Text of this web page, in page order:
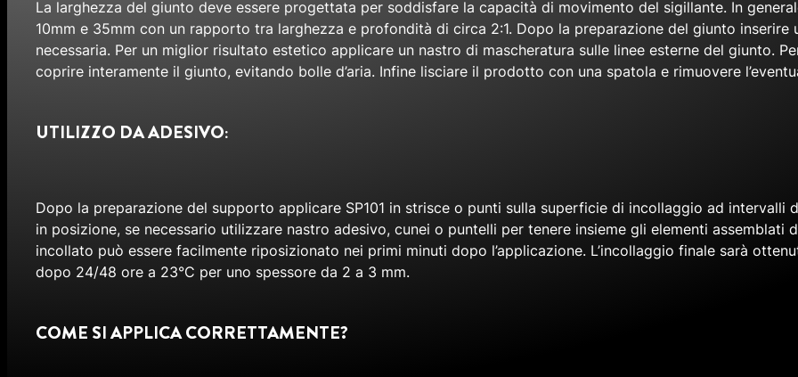
La larghezza del giunto deve essere progettata per soddisfare la capacità di movimento del sigillante. In
10mm e 35mm con un rapporto tra larghezza e profondità di circa 2:1. Dopo la preparazione del giunto
necessaria. Per un miglior risultato estetico applicare un nastro di mascheratura sulle linee esterne del giunto.
coprire interamente il giunto, evitando bolle d’aria. Infine lisciare il prodotto con una spatola e rimuovere
UTILIZZO DA ADESIVO:
Dopo la preparazione del supporto applicare SP101 in strisce o punti sulla superficie di incollaggio ad intervalli
in posizione, se necessario utilizzare nastro adesivo, cunei o puntelli per tenere insieme gli elementi assemblati
incollato può essere facilmente riposizionato nei primi minuti dopo l’applicazione. L’incollaggio finale sarà
dopo 24/48 ore a 23°C per uno spessore da 2 a 3 mm.
COME SI APPLICA CORRETTAMENTE?